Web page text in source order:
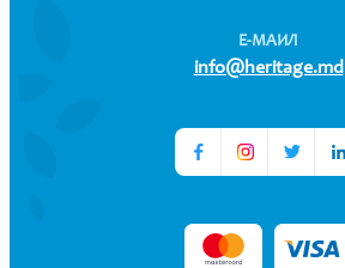
Е-МАИЛ
info@heritage.md